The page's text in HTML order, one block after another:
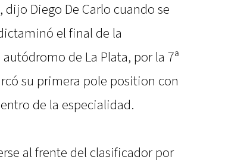
Diego De Carlo cuando se
el final de la
de La Plata, por la 7ª
su primera pole position con
de la especialidad.
al frente del clasificador por